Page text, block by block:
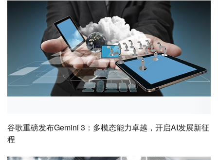
谷歌重磅发布Gemini 3：多模态能力卓越，开启AI发展新征
程